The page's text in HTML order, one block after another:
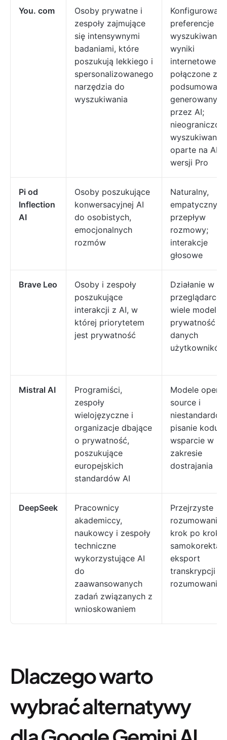
You. com
Osoby prywatne i
zespoły zajmujące
się intensywnymi
badaniami, które
poszukują lekkiego i
spersonalizowanego
narzędzia do
wyszukiwania
preferencje
wyszukiwania;
wyniki
internetowe
połączone z
generowanymi
przez AI;
wyszukiwanie
oparte na AI w
wersji Pro
Pi od
Inflection
AI
Osoby poszukujące
konwersacyjnej AI
do osobistych,
emocjonalnych
rozmów
Naturalny,
empatyczny
przepływ
rozmowy;
interakcje
głosowe
Brave Leo
Osoby i zespoły
poszukujące
interakcji z AI, w
której priorytetem
jest prywatność
Działanie w
przeglądarce;
wiele modeli
prywatność
danych
użytkowników
Mistral AI
Programiści,
zespoły
wielojęzyczne i
organizacje dbające
o prywatność,
poszukujące
europejskich
standardów AI
Modele open
source i
pisanie kodu;
wsparcie w
zakresie
dostrajania
DeepSeek
Pracownicy
akademiccy,
naukowcy i zespoły
techniczne
wykorzystujące AI
do
zaawansowanych
zadań związanych z
wnioskowaniem
Przejrzyste
rozumowanie
krok po kroku;
samokorekta;
eksport
transkrypcji
rozumowania
Dlaczego warto
wybrać alternatywy